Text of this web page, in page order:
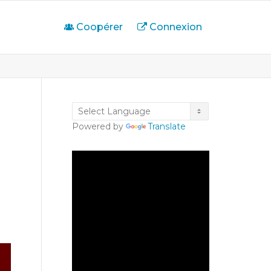
Coopérer Connexion
Powered by Translate